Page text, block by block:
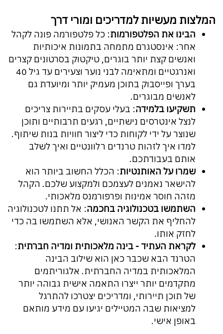
המלצות מעשיות למדריכים ומורי דרך
הבינו את הפלטפורמות: כל פלטפורמה פונה לקהל
אחר: אינסטגרם מתמחה בתמונות איכותיות
ואנשים קצת יותר בוגרים, טיקטוק בסרטונים קצרים
ואנרגטיים ומתאימה לבני נוער וצעירים עד גיל 40
בערך ופייסבוק בתוכן מעמיק יותר ומיועדת גם
לאנשים מבוגרים.
תשקיעו בלמידה: בעלי עסקים בתיירות צריכים
לנצל אינטרסים נישתיים, רגעים תרבותיים ותוכן
שנוצר על ידי לקוחות כדי ליצור חוויות בנות שיתוף.
למדו איך לזהות טרנדים רלוונטיים ואיך לשלב
אותם בעבודתכם.
שמרו על האותנטיות: הכלל החשוב ביותר הוא
להישאר נאמנים לעצמכם ולמקצוע שלכם. הקהל
מזהה חוסר אמינות ופרפורמנס מלאכותי.
השתמשו בטכנולוגיה בחכמה: אל תתנו לטכנולוגיה
להחליף את הקשר האנושי, אלא השתמשו בה כדי
לחזק אותו.
לקראת העתיד - בינה מלאכותית ומדיה חברתית:
הטרנד הבא שכבר כאן הוא שילוב הבינה
המלאכותית במדיה החברתית. אלגוריתמים
מתקדמים יותר ייצרו התאמה אישית גבוהה יותר
של תוכן תיירותי, ומדריכים יצטרכו להתרגל
למציאות שבה המטיילים יגיעו עם מידע מותאם
באופן אישי.